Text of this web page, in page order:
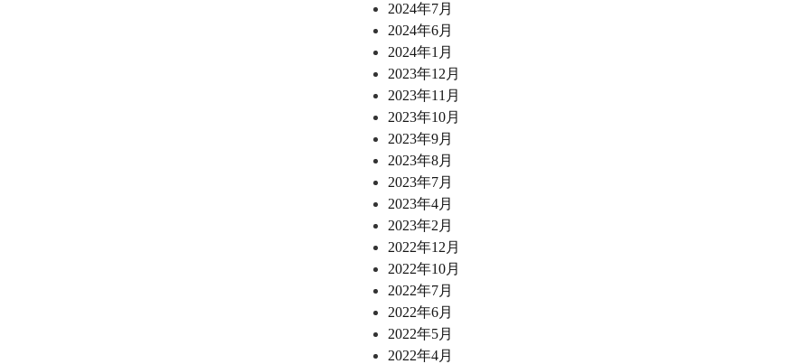
2024年7月
2024年6月
2024年1月
2023年12月
2023年11月
2023年10月
2023年9月
2023年8月
2023年7月
2023年4月
2023年2月
2022年12月
2022年10月
2022年7月
2022年6月
2022年5月
2022年4月